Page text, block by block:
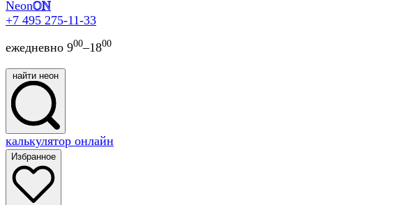
NeonON
+7 495 275-11-33
ежедневно 900–1800
найти неон
найти
неон
калькулятор онлайн
Избранное